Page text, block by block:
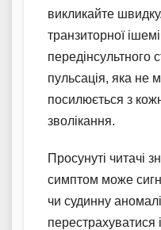
викликайте
транзиторної
передінсультного
пульсація, яка не
посилюється з
зволікання.
Просунуті читачі
симптом може
чи судинну
перестрахуватися